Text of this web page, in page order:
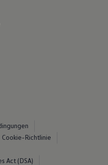
Cookie-Richtlinie
Act (DSA)